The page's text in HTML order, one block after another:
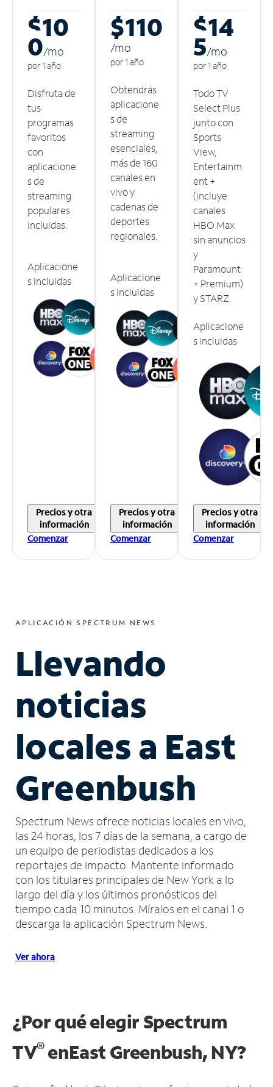
$10
0/mo
por 1 año
Disfruta de
tus
programas
favoritos
con
aplicacione
s de
streaming
populares
incluidas.
Aplicacione
s incluidas
Precios y otra
información
Comenzar
$110
/mo
por 1 año
Obtendrás
aplicacione
s de
streaming
esenciales,
más de 160
canales en
vivo y
cadenas de
deportes
regionales.
Aplicacione
s incluidas
Precios y otra
información
Comenzar
$14
5/mo
por 1 año
Todo TV
Select Plus
junto con
Sports
View,
Entertainm
ent +
(incluye
canales
HBO Max
sin anuncios
y
Paramount
+ Premium)
y STARZ.
Aplicacione
s incluidas
Precios y otra
información
Comenzar
APLICACIÓN SPECTRUM NEWS
Llevando
noticias
locales a East
Greenbush
Spectrum News ofrece noticias locales en vivo,
las 24 horas, los 7 días de la semana, a cargo de
un equipo de periodistas dedicados a los
reportajes de impacto. Mantente informado
con los titulares principales de New York a lo
largo del día y los últimos pronósticos del
tiempo cada 10 minutos. Míralos en el canal 1 o
descarga la aplicación Spectrum News.
Ver ahora
¿Por qué elegir Spectrum
TV®enEast Greenbush, NY?